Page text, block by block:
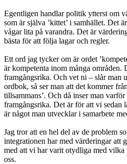
Egentligen handlar politik ytterst om
som är själva ’kittet’ i samhället. Det
vågar lita på varandra. Det är
bästa för att följa lagar och regler.
Ett ord jag tycker om är ordet
är kompetenta inom många områden.
framgångsrika. Och vet ni – slår man
ordbok, så ser man att det kommer
tillsammans’. Och då inser man
framgångsrika. Det är för att vi sedan
är något man utvecklar i samarbete
Jag tror att en hel del av de problem
integrationen har med värderingar att
med att vi har varit otydliga med vilka
oss.